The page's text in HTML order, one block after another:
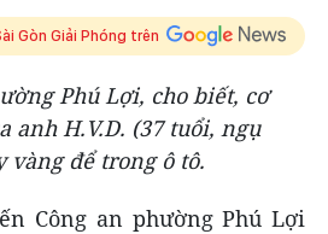
Gòn Giải Phóng trên
Phú Lợi, cho biết, cơ
anh H.V.D. (37 tuổi, ngụ
vàng để trong ô tô.
Công an phường Phú Lợi